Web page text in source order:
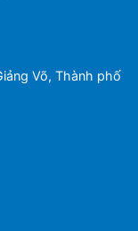
Võ, Thành phố